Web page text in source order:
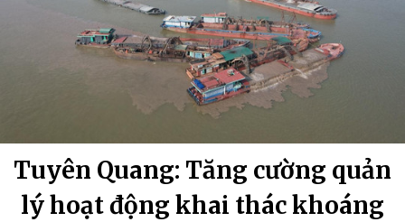
Tuyên Quang: Tăng cường quản
lý hoạt động khai thác khoáng